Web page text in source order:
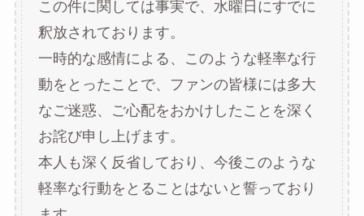
この件に関しては事実で、水曜日にすでに
釈放されております。
一時的な感情による、このような軽率な行
動をとったことで、ファンの皆様には多大
なご迷惑、ご心配をおかけしたことを深く
お詫び申し上げます。
本人も深く反省しており、今後このような
軽率な行動をとることはないと誓っており